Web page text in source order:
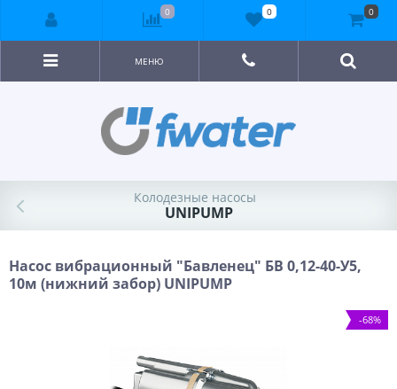
МЕНЮ
Колодезные насосы
UNIPUMP
Насос вибрационный "Бавленец" БВ 0,12-40-У5,
10м (нижний забор) UNIPUMP
-68%
0 0 0